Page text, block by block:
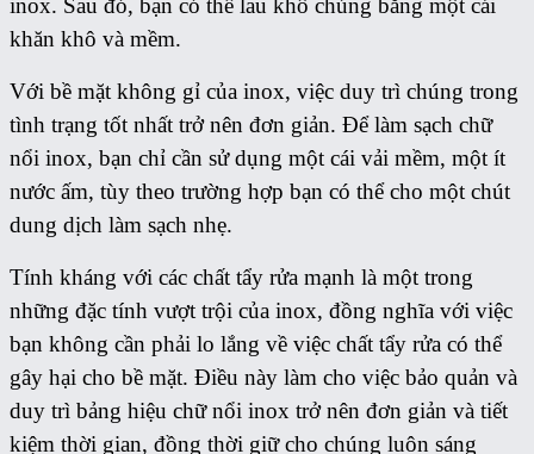
inox. Sau đó, bạn có thể lau khô chúng bằng một cái
khăn khô và mềm.
Với bề mặt không gỉ của inox, việc duy trì chúng trong
tình trạng tốt nhất trở nên đơn giản. Để làm sạch chữ
nổi inox, bạn chỉ cần sử dụng một cái vải mềm, một ít
nước ấm, tùy theo trường hợp bạn có thể cho một chút
dung dịch làm sạch nhẹ.
Tính kháng với các chất tẩy rửa mạnh là một trong
những đặc tính vượt trội của inox, đồng nghĩa với việc
bạn không cần phải lo lắng về việc chất tẩy rửa có thể
gây hại cho bề mặt. Điều này làm cho việc bảo quản và
duy trì bảng hiệu chữ nổi inox trở nên đơn giản và tiết
kiệm thời gian, đồng thời giữ cho chúng luôn sáng